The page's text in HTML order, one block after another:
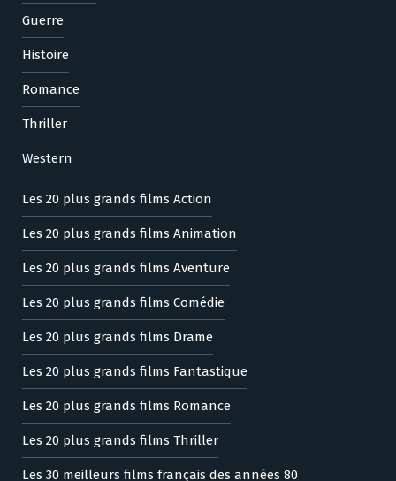
Guerre
Histoire
Romance
Thriller
Western
Les 20 plus grands films Action
Les 20 plus grands films Animation
Les 20 plus grands films Aventure
Les 20 plus grands films Comédie
Les 20 plus grands films Drame
Les 20 plus grands films Fantastique
Les 20 plus grands films Romance
Les 20 plus grands films Thriller
Les 30 meilleurs films français des années 80